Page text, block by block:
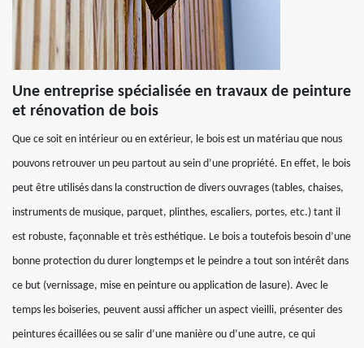
Une entreprise spécialisée en travaux de peinture
et rénovation de bois
Que ce soit en intérieur ou en extérieur, le bois est un matériau que nous
pouvons retrouver un peu partout au sein d’une propriété. En effet, le bois
peut être utilisés dans la construction de divers ouvrages (tables, chaises,
instruments de musique, parquet, plinthes, escaliers, portes, etc.) tant il
est robuste, façonnable et très esthétique. Le bois a toutefois besoin d’une
bonne protection du durer longtemps et le peindre a tout son intérêt dans
ce but (vernissage, mise en peinture ou application de lasure). Avec le
temps les boiseries, peuvent aussi afficher un aspect vieilli, présenter des
peintures écaillées ou se salir d’une manière ou d’une autre, ce qui